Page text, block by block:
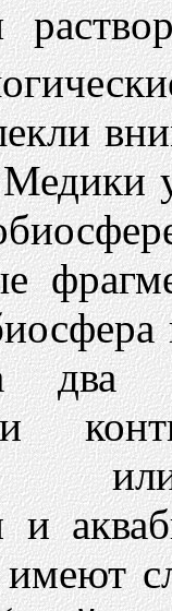
два
и
и
имеют